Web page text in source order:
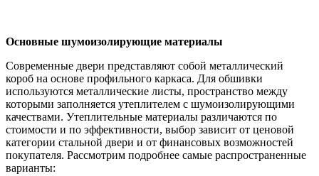
Основные шумоизолирующие материалы
Современные двери представляют собой металлический
короб на основе профильного каркаса. Для обшивки
используются металлические листы, пространство между
которыми заполняется утеплителем с шумоизолирующими
качествами. Утеплительные материалы различаются по
стоимости и по эффективности, выбор зависит от ценовой
категории стальной двери и от финансовых возможностей
покупателя. Рассмотрим подробнее самые распространенные
варианты: